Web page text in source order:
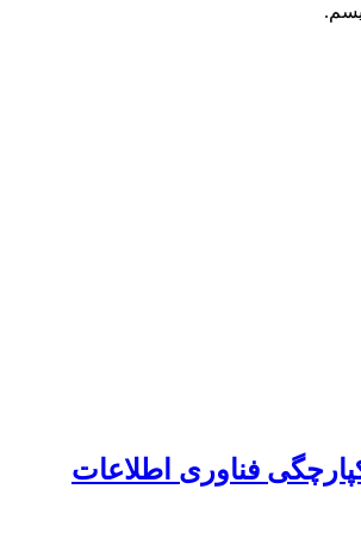
فناوری اطلاعات